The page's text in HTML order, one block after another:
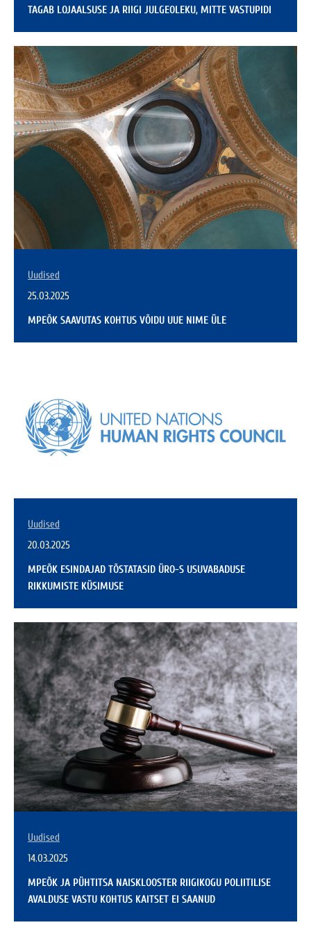
TAGAB LOJAALSUSE JA RIIGI JULGEOLEKU, MITTE VASTUPIDI
Uudised
25.03.2025
MPEÕK SAAVUTAS KOHTUS VÕIDU UUE NIME ÜLE
Uudised
20.03.2025
MPEÕK ESINDAJAD TÕSTATASID ÜRO-S USUVABADUSE
RIKKUMISTE KÜSIMUSE
Uudised
14.03.2025
MPEÕK JA PÜHTITSA NAISKLOOSTER RIIGIKOGU POLIITILISE
AVALDUSE VASTU KOHTUS KAITSET EI SAANUD